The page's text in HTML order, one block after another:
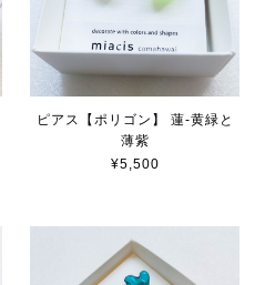
ピアス【ポリゴン】 蓮-黄緑と
薄紫
¥5,500